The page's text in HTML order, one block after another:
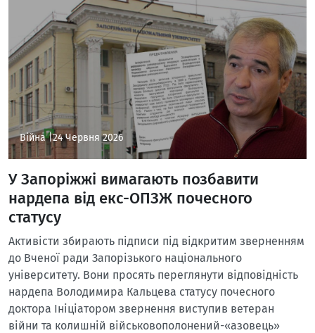
Війна |24 Червня 2026
У Запоріжжі вимагають позбавити
нардепа від екс-ОПЗЖ почесного
статусу
Активісти збирають підписи під відкритим зверненням
до Вченої ради Запорізького національного
університету. Вони просять переглянути відповідність
нардепа Володимира Кальцева статусу почесного
доктора Ініціатором звернення виступив ветеран
війни та колишній військовополонений-«азовець»